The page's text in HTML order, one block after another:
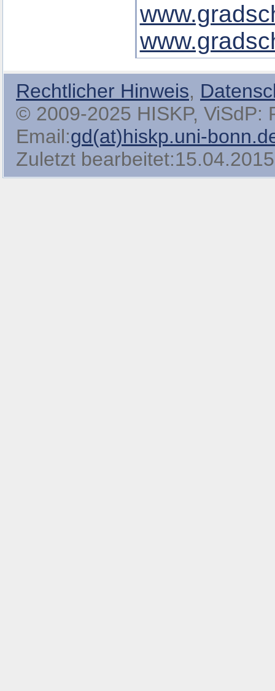
Rechtlicher Hinweis,
© 2009-2025 HISKP, ViSdP:
Email:gd(at)hiskp.uni-
Zuletzt